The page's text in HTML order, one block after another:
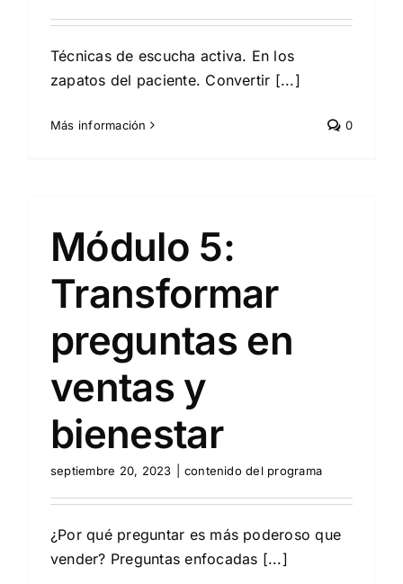
Técnicas de escucha activa. En los
zapatos del paciente. Convertir [...]
Más información 0
Módulo 5:
Transformar
preguntas en
ventas y
bienestar
septiembre 20, 2023 contenido del programa
¿Por qué preguntar es más poderoso que
vender? Preguntas enfocadas [...]